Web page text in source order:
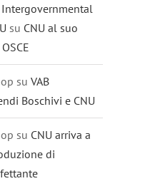
su CNU al suo
su VAB
Boschivi e CNU
su CNU arriva a
di